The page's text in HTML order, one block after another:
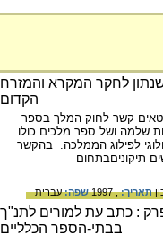
קשר לחוק המלך בספר
שלמה ושל ספר מלכים כולו.
לפילוג הממלכה. בהקשר
תיקוניםבתחום
תאריך:, 1997 שפה:עברית